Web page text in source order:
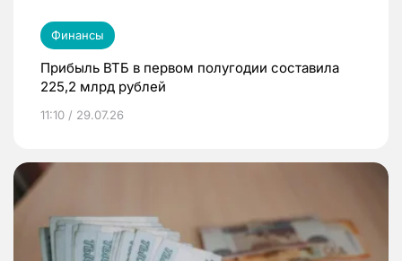
Финансы
Прибыль ВТБ в первом полугодии составила
225,2 млрд рублей
11:10 / 29.07.26